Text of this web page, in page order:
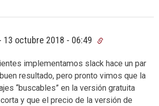
13 octubre 2018 - 06:49
implementamos slack hace un par
resultado, pero pronto vimos que la
“buscables” en la versión gratuita
y que el precio de la versión de